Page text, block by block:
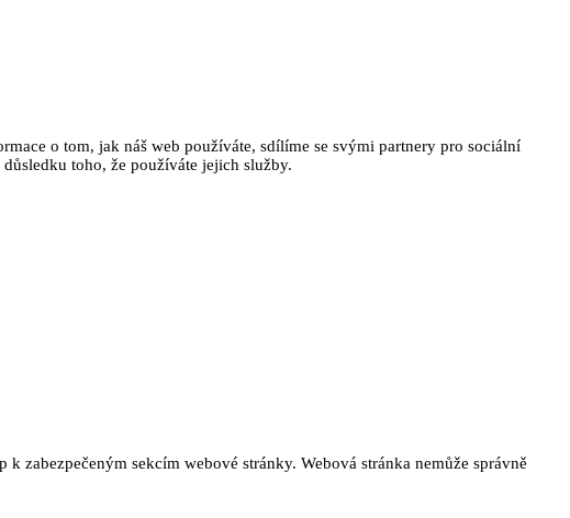
o tom, jak náš web používáte, sdílíme se svými partnery pro sociální
toho, že používáte jejich služby.
zabezpečeným sekcím webové stránky. Webová stránka nemůže správně